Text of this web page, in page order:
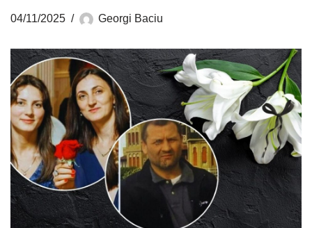
04/11/2025 Georgi Baciu